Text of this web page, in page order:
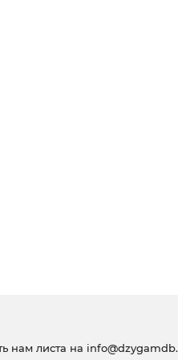
нам листа на